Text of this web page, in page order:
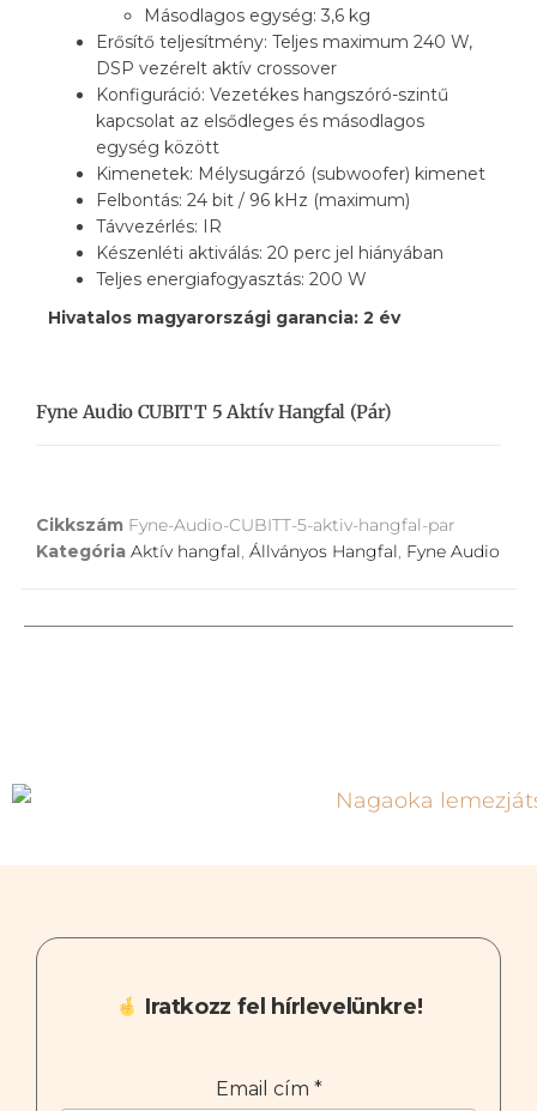
Másodlagos egység: 3,6 kg
Erősítő teljesítmény: Teljes maximum 240 W,
DSP vezérelt aktív crossover
Konfiguráció: Vezetékes hangszóró-szintű
kapcsolat az elsődleges és másodlagos
egység között
Kimenetek: Mélysugárzó (subwoofer) kimenet
Felbontás: 24 bit / 96 kHz (maximum)
Távvezérlés: IR
Készenléti aktiválás: 20 perc jel hiányában
Teljes energiafogyasztás: 200 W
Hivatalos magyarországi garancia: 2 év
Fyne Audio CUBITT 5 Aktív Hangfal (pár)
Cikkszám Fyne-Audio-CUBITT-5-aktiv-hangfal-par
Kategória Aktív hangfal, Állványos Hangfal, Fyne Audio
Iratkozz fel hírlevelünkre!
Email cím *